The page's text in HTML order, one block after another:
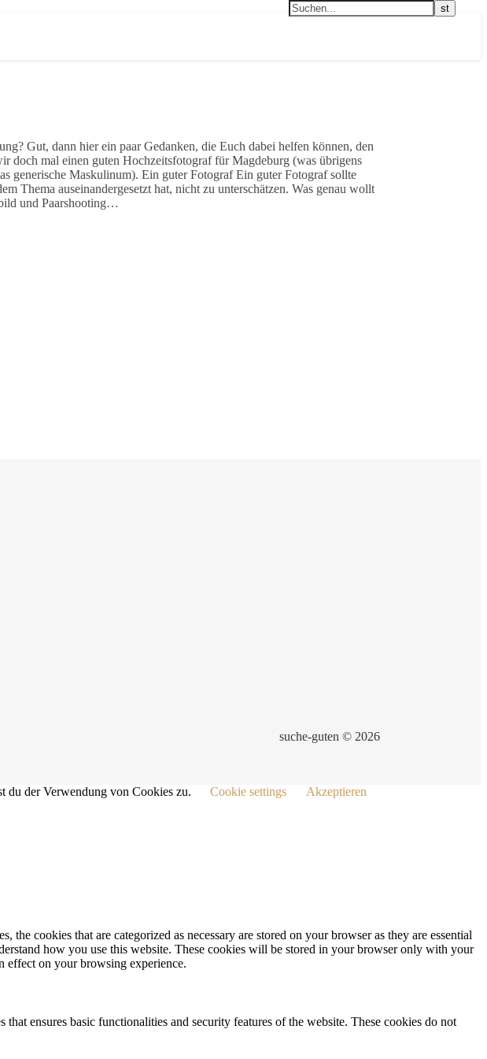
Gut, dann hier ein paar Gedanken, die Euch dabei helfen können, den
doch mal einen guten Hochzeitsfotograf für Magdeburg (was übrigens
generische Maskulinum). Ein guter Fotograf Ein guter Fotograf sollte
Thema auseinandergesetzt hat, nicht zu unterschätzen. Was genau wollt
und Paarshooting…
suche-guten © 2026
du der Verwendung von Cookies zu.
Cookie settings
Akzeptieren
cookies that are categorized as necessary are stored on your browser as they are essential
how you use this website. These cookies will be stored in your browser only with your
effect on your browsing experience.
ensures basic functionalities and security features of the website. These cookies do not